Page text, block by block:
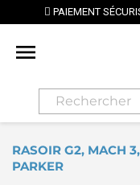
⭐

RASOIR G2, MACH
PARKER